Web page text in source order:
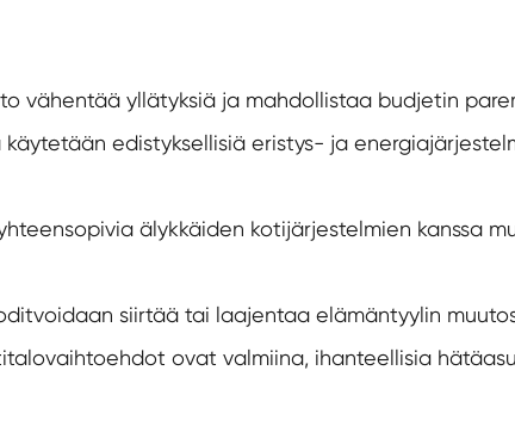
vähentää yllätyksiä ja mahdollistaa budjetin
edistyksellisiä eristys- ja
älykkäiden kotijärjestelmien kanssa
voidaan siirtää tai laajentaa elämäntyylin
vaihtoehdot ovat valmiina, ihanteellisia